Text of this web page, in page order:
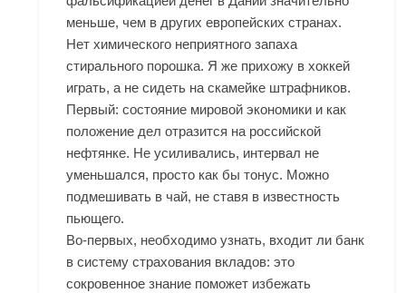
меньше, чем в других европейских странах.
Нет химического неприятного запаха
стирального порошка. Я же прихожу в хоккей
играть, а не сидеть на скамейке штрафников.
Первый: состояние мировой экономики и как
положение дел отразится на российской
нефтянке. Не усиливались, интервал не
уменьшался, просто как бы тонус. Можно
подмешивать в чай, не ставя в известность
пьющего.
Во-первых, необходимо узнать, входит ли банк
в систему страхования вкладов: это
сокровенное знание поможет избежать